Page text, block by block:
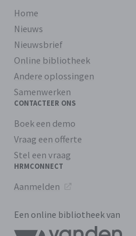
Home
Nieuws
Nieuwsbrief
Online bibliotheek
Andere oplossingen
Samenwerken
CONTACTEER ONS
Boek een demo
Vraag een offerte
Stel een vraag
HRMCONNECT
Aanmelden
Een online bibliotheek van